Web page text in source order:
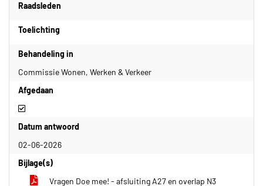
Raadsleden
Toelichting
Behandeling in
Commissie Wonen, Werken & Verkeer
Afgedaan
Afgedaan
Datum antwoord
02-06-2026
Bijlage(s)
Vragen Doe mee! - afsluiting A27 en overlap N3